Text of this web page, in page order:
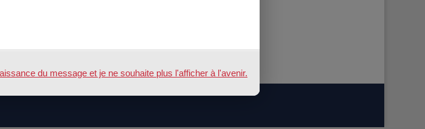
du message et je ne souhaite plus l'afficher à l'avenir.